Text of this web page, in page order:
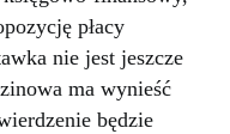
płacy
nie jest jeszcze
ma wynieść
będzie